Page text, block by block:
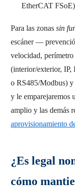
EtherCAT
Para las zonas sin
escáner —
velocidad,
(interior/exterior,
o RS485/Modbus) y
y le emparejaremos
amplio y las demás
aprovisionamiento
¿Es legal
cómo